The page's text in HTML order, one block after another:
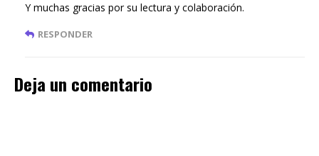
Y muchas gracias por su lectura y colaboración.
RESPONDER
Deja un comentario